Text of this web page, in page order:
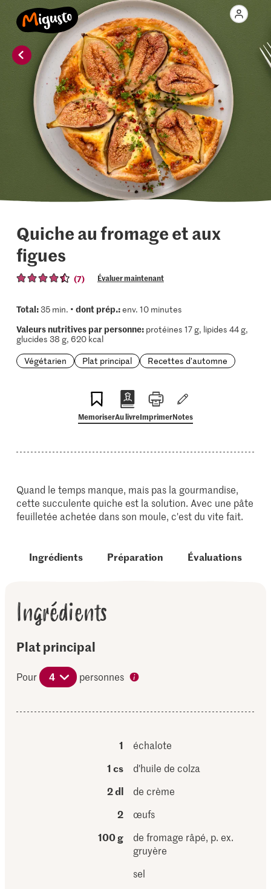
Quiche au fromage et aux
figues
(7) Évaluer maintenant
Total:35 min. • dont prép.:env. 10 minutes
Valeurs nutritives par personne:protéines 17 g, lipides 44 g,
glucides 38 g, 620 kcal
Végétarien
Plat principal Recettes d'automne
MemoriserAu livreImprimerNotes
Quand le temps manque, mais pas la gourmandise,
cette succulente quiche est la solution. Avec une pâte
feuilletée achetée dans son moule, c'est du vite fait.
Ingrédients Préparation Évaluations
Ingrédients
Plat principal
Pour 4 personnes
1
échalote
1 cs
d'huile de colza
2 dl
de crème
2
œufs
100 g
de fromage râpé, p. ex.
gruyère
sel